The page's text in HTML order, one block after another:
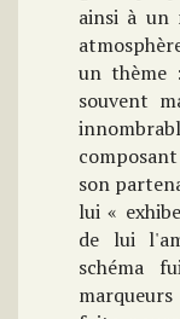
ainsi à un
un thème
souvent
son
lui «
de lui
schéma